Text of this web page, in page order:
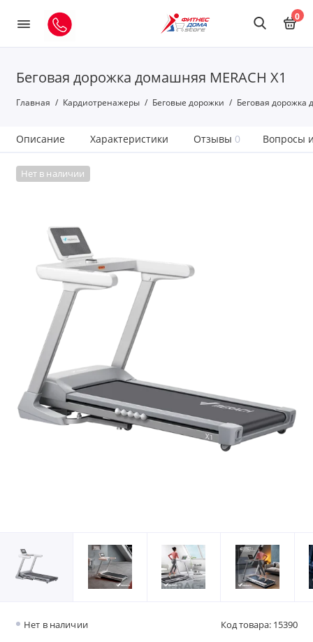
0
Беговая дорожка домашняя MERACH X1
Главная Кардиотренажеры Беговые дорожки Беговая дорожка
Описание Характеристики Отзывы 0 Вопросы
Нет в наличии
Нет в наличии Код товара: 15390